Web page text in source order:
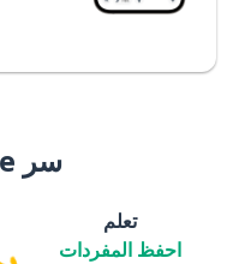
سر Memrise
تعلم
احفظ المفردات